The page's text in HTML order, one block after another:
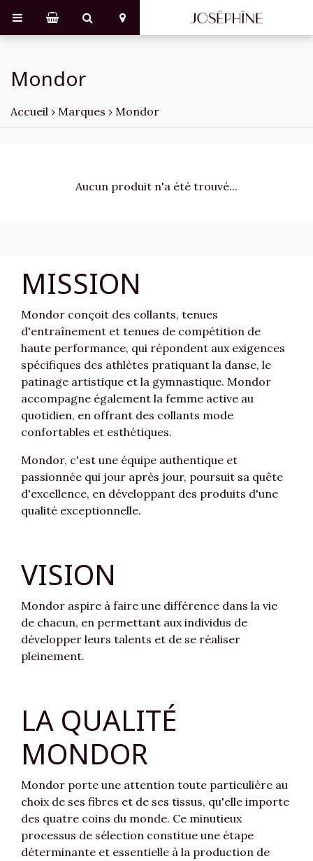
Mondor
Accueil › Marques › Mondor
Aucun produit n'a été trouvé...
MISSION
Mondor conçoit des collants, tenues
d'entraînement et tenues de compétition de
haute performance, qui répondent aux exigences
spécifiques des athlètes pratiquant la danse, le
patinage artistique et la gymnastique. Mondor
accompagne également la femme active au
quotidien, en offrant des collants mode
confortables et esthétiques.
Mondor, c'est une équipe authentique et
passionnée qui jour après jour, poursuit sa quête
d'excellence, en développant des produits d'une
qualité exceptionnelle.
VISION
Mondor aspire à faire une différence dans la vie
de chacun, en permettant aux individus de
développer leurs talents et de se réaliser
pleinement.
LA QUALITÉ
MONDOR
Mondor porte une attention toute particulière au
choix de ses fibres et de ses tissus, qu'elle importe
des quatre coins du monde. Ce minutieux
processus de sélection constitue une étape
déterminante et essentielle à la production de